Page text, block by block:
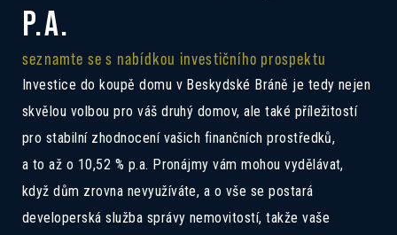
P.A.
seznamte se s nabídkou investičního prospektu
Investice do koupě domu v Beskydské Bráně je tedy nejen
skvělou volbou pro váš druhý domov, ale také příležitostí
pro stabilní zhodnocení vašich finančních prostředků,
a to až o 10,52 % p.a. Pronájmy vám mohou vydělávat,
když dům zrovna nevyužíváte, a o vše se postará
developerská služba správy nemovitostí, takže vaše